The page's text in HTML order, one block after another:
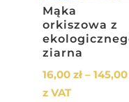
Mąka
orkiszowa z
ziarna
16,00 zł – 145,00
z VAT